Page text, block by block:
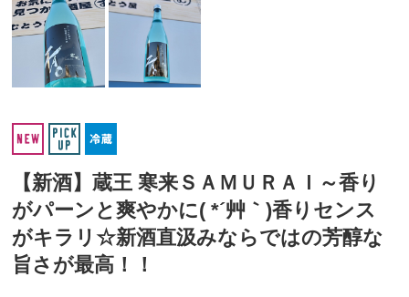
【新酒】蔵王 寒来ＳＡＭＵＲＡＩ～香り
がパーンと爽やかに( *´艸｀)香りセンス
がキラリ☆新酒直汲みならではの芳醇な
旨さが最高！！